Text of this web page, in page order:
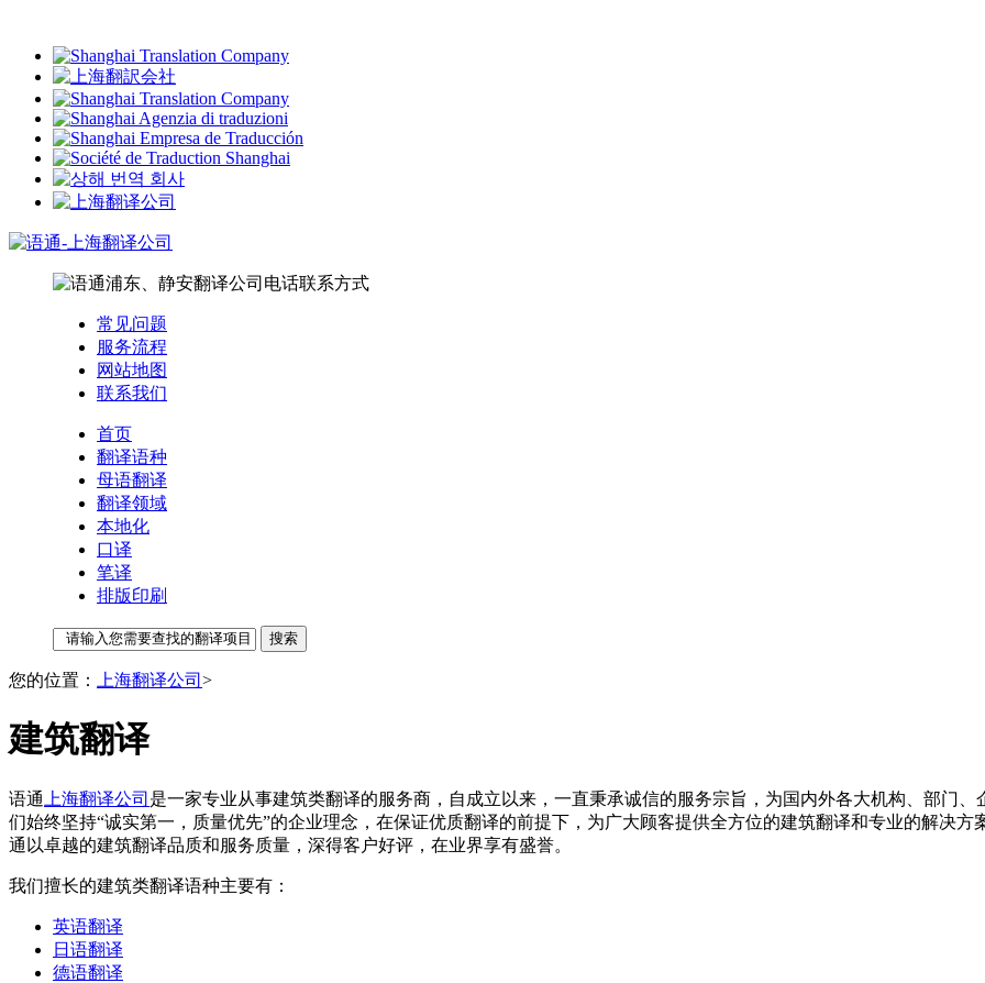
常见问题
服务流程
网站地图
联系我们
首页
翻译语种
母语翻译
翻译领域
本地化
口译
笔译
排版印刷
您的位置： 上海翻译公司 >
建筑翻译
语通 上海翻译公司 是一家专业从事建筑类翻译的服务商，自成立以来，一直秉承诚信的服务宗旨，为国内外各大机构、部门
们始终坚持“诚实第一，质量优先”的企业理念，在保证优质翻译的前提下，为广大顾客提供全方位的建筑翻译和专业的解决方
通以卓越的建筑翻译品质和服务质量，深得客户好评，在业界享有盛誉。
我们擅长的建筑类翻译语种主要有：
英语翻译
日语翻译
德语翻译